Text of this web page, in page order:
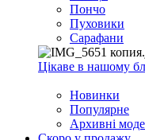
Пончо
Пуховики
Сарафани
Цікаве в нашому
Новинки
Популярне
Архивні